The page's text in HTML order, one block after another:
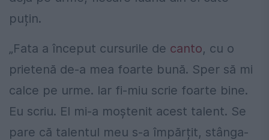
puțin.
„Fata a început cursurile de canto, cu o
prietenă de-a mea foarte bună. Sper să mi
calce pe urme. Iar fi-miu scrie foarte bine.
Eu scriu. El mi-a moștenit acest talent. Se
pare că talentul meu s-a împărțit, stânga-